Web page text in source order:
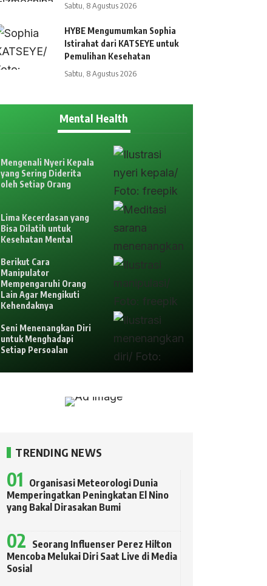
Sabtu, 8 Agustus 2026
HYBE Mengumumkan Sophia
Istirahat dari KATSEYE untuk
Pemulihan Kesehatan
Sabtu, 8 Agustus 2026
Mental Health
Mengenali Nyeri Kepala
yang Sering Diderita
oleh Setiap Orang
Lima Kecerdasan yang
Bisa Dilatih untuk
Kesehatan Mental
Berikut Cara
Manipulator
Mempengaruhi Orang
Lain Agar Mengikuti
Kehendaknya
Seni Menenangkan Diri
untuk Menghadapi
Setiap Persoalan
TRENDING NEWS
Organisasi Meteorologi Dunia
Memperingatkan Peningkatan El Nino
yang Bakal Dirasakan Bumi
Seorang Influenser Perez Hilton
Mencoba Melukai Diri Saat Live di Media
Sosial